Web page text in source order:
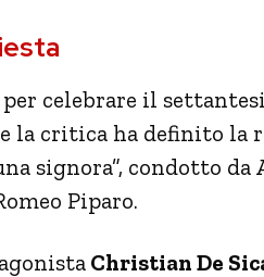
celebrare il
la critica ha definito la
signora”, condotto da
Piparo.
Christian De